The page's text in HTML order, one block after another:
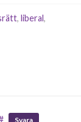
, liberal,
Svara